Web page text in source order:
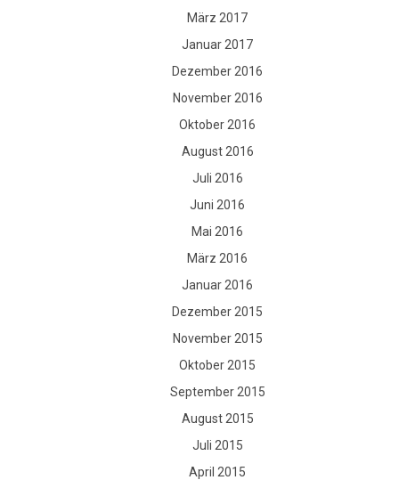
März 2017
Januar 2017
Dezember 2016
November 2016
Oktober 2016
August 2016
Juli 2016
Juni 2016
Mai 2016
März 2016
Januar 2016
Dezember 2015
November 2015
Oktober 2015
September 2015
August 2015
Juli 2015
April 2015